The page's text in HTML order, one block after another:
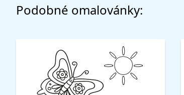
Podobné omalovánky: